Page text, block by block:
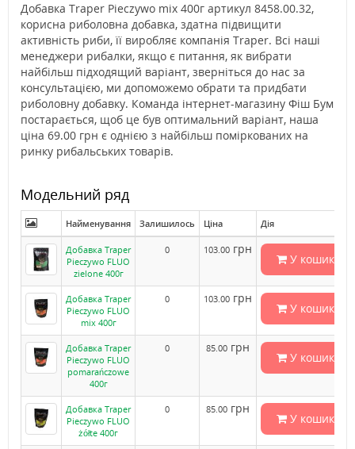
Добавка Traper Pieczywo mix 400г артикул 8458.00.32,
корисна риболовна добавка, здатна підвищити
активність риби, її виробляє компанія Traper. Всі наші
менеджери рибалки, якщо є питання, як вибрати
найбільш підходящий варіант, зверніться до нас за
консультацією, ми допоможемо обрати та придбати
риболовну добавку. Команда інтернет-магазину Фіш Бум
постарається, щоб це був оптимальний варіант, наша
ціна 69.00 грн є однією з найбільш поміркованих на
ринку рибальських товарів.
Модельний ряд
Найменування Залишилось Ціна Дія
Добавка Traper
Pieczywo FLUO
zielone 400г
0 103.00 грн
У кошик
Добавка Traper
Pieczywo FLUO
mix 400г
0 103.00 грн
У кошик
Добавка Traper
Pieczywo FLUO
pomarańczowe
400г
0 85.00 грн
У кошик
Добавка Traper
Pieczywo FLUO
żółte 400г
0 85.00 грн
У кошик